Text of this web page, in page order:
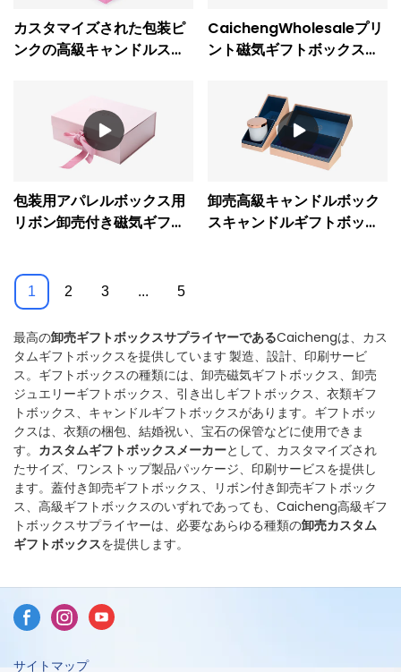
最高の卸売ギフトボックスサプライヤーであるCaichengは、カス
タムギフトボックスを提供しています 製造、設計、印刷サービ
ス。ギフトボックスの種類には、卸売磁気ギフトボックス、卸売
ジュエリーギフトボックス、引き出しギフトボックス、衣類ギフ
トボックス、キャンドルギフトボックスがあります。ギフトボッ
クスは、衣類の梱包、結婚祝い、宝石の保管などに使用できま
す。 カスタムギフトボックスメーカーとして、カスタマイズされ
たサイズ、ワンストップ製品パッケージ、印刷サービスを提供し
ます。蓋付き卸売ギフトボックス、リボン付き卸売ギフトボック
ス、高級ギフトボックスのいずれであっても、Caicheng高級ギフ
トボックスサプライヤーは、必要なあらゆる種類の卸売カスタム
ギフトボックスを提供します。
カスタマイズされた包装ピ
ンクの高級キャンドルスラ
CaichengWholesaleプリ
ント磁気ギフトボックス
メイド磁気クロージャーボ
ックス
包装用アパレルボックス用
リボン卸売付き磁気ギフト
卸売高級キャンドルボック
スキャンドルギフトボック
1 2 3 ... 5
サイトマップ